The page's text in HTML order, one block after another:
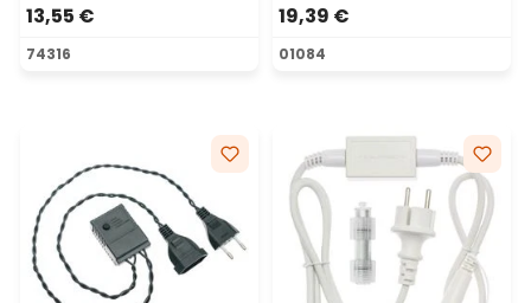
13,55 €
74316
19,39 €
01084